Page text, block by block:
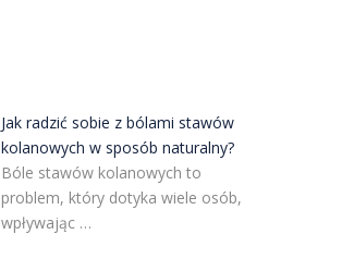
Jak radzić sobie z bólami stawów
kolanowych w sposób naturalny?
Bóle stawów kolanowych to
problem, który dotyka wiele osób,
wpływając …